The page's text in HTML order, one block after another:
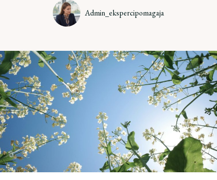
Admin_ekspercipomagaja